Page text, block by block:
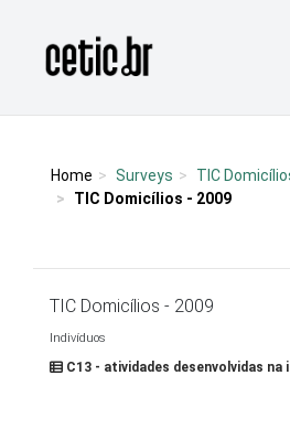
Página inicial
Home Surveys TIC
TIC Domicílios - 2009
TIC Domicílios - 2009
Indivíduos
C13 - atividades desenvolvidas na